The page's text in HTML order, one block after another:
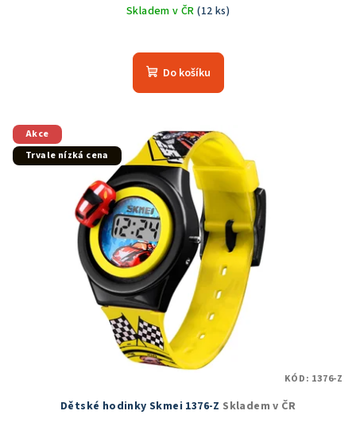
Skladem v ČR(12 ks)
hodnocení
produktu
5
hvězdiček.
Do košíku
Akce
Trvale nízká cena
Dětské hodinky Skmei 1376-Z Skladem v ČR
KÓD: 1376-Z